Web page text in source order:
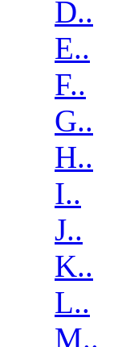
D..
E..
F..
G..
H..
I..
J..
K..
L..
M..